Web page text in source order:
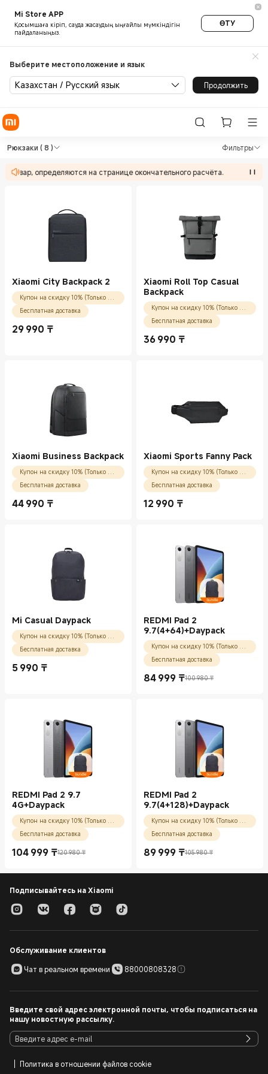
Mi Store APP
Қосымшаға кіріп, сауда жасаудың ыңғайлы мүмкіндігін
пайдаланыңыз.
ӨТУ
Выберите местоположение и язык
Казахстан / Русский язык Продолжить
Shop Вне дома Рюкзаки in
Рюкзаки ( 8 ) Фильтры
товар, определяются на странице окончательного расчёта.
Shop Вне дома Рюкзаки in Xiaomi
Xiaomi City Backpack 2
Купон на скидку 10% (Только для новых пользователей)
Бесплатная доставка
29 990 ₸
Current Price ₸29990.00
Xiaomi Roll Top Casual
Backpack
Купон на скидку 10% (Только для новых пользователей)
Бесплатная доставка
36 990 ₸
Current Price ₸36990.00
Xiaomi Business Backpack
Купон на скидку 10% (Только для новых пользователей)
Бесплатная доставка
44 990 ₸
Current Price ₸44990.00
Xiaomi Sports Fanny Pack
Купон на скидку 10% (Только для новых пользователей)
Бесплатная доставка
12 990 ₸
Current Price ₸12990.00
Mi Casual Daypack
Купон на скидку 10% (Только для новых пользователей)
Бесплатная доставка
5 990 ₸
Current Price ₸5990.00
REDMI Pad 2
9.7(4+64)+Daypack
Купон на скидку 10% (Только для новых пользователей)
Бесплатная доставка
84 999 ₸
Current Price ₸84999.00
100 980 ₸
Рекомендованная цена 100 980 ₸
REDMI Pad 2 9.7
4G+Daypack
Купон на скидку 10% (Только для новых пользователей)
Бесплатная доставка
104 999 ₸
Current Price ₸104999.00
120 980 ₸
Рекомендованная цена 120 980 ₸
REDMI Pad 2
9.7(4+128)+Daypack
Купон на скидку 10% (Только для новых пользователей)
Бесплатная доставка
89 999 ₸
Current Price ₸89999.00
105 980 ₸
Рекомендованная цена 105 980 ₸
Подписывайтесь на Xiaomi
Обслуживание клиентов
Чат в реальном времени
88000808328
Введите свой адрес электронной почты, чтобы подписаться на
нашу новостную рассылку.
Политика в отношении файлов cookie